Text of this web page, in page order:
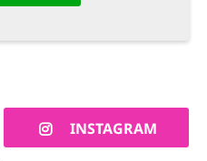
INSTAGRAM